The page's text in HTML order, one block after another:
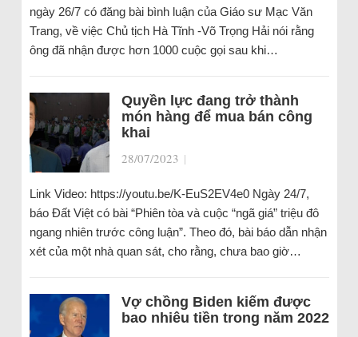
ngày 26/7 có đăng bài bình luận của Giáo sư Mạc Văn
Trang, về việc Chủ tịch Hà Tĩnh -Võ Trọng Hải nói rằng
ông đã nhận được hơn 1000 cuộc gọi sau khi…
Quyền lực đang trở thành
món hàng để mua bán công
khai
28/07/2023 |
Link Video: https://youtu.be/K-EuS2EV4e0 Ngày 24/7,
báo Đất Việt có bài “Phiên tòa và cuộc “ngã giá” triệu đô
ngang nhiên trước công luận”. Theo đó, bài báo dẫn nhận
xét của một nhà quan sát, cho rằng, chưa bao giờ…
Vợ chồng Biden kiếm được
bao nhiêu tiền trong năm 2022